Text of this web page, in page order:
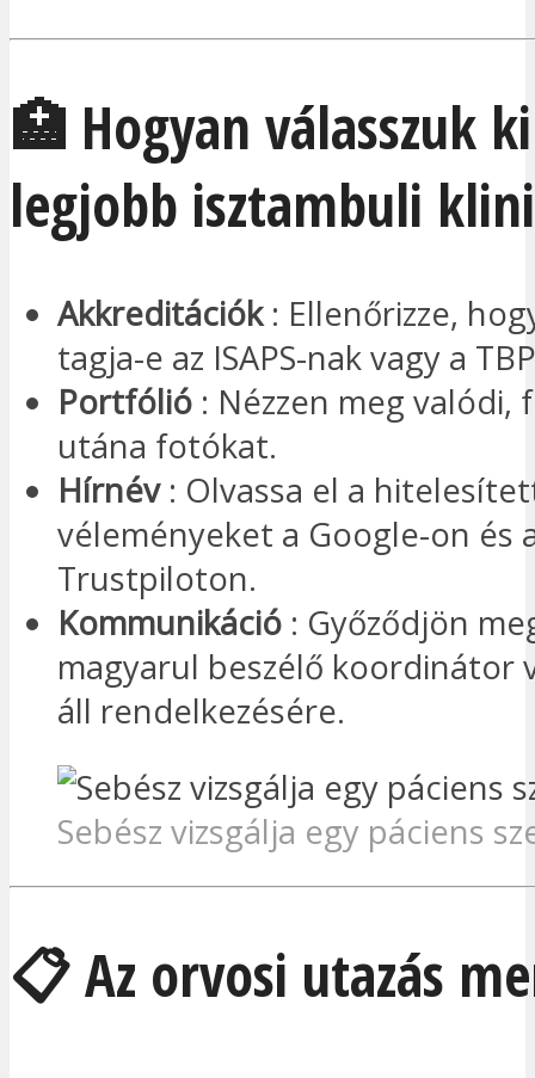
🏥 Hogyan válasszuk
legjobb isztambuli
Akkreditációk: Ellenőrizze,
tagja-e az ISAPS-nak vagy a
Portfólió : Nézzen meg valódi,
utána fotókat.
Hírnév: Olvassa el a
véleményeket a Google-on és
Trustpiloton.
Kommunikáció : Győződjön
magyarul beszélő koordinátor
áll rendelkezésére.
Sebész vizsgálja egy páciens
📋 Az orvosi utazás